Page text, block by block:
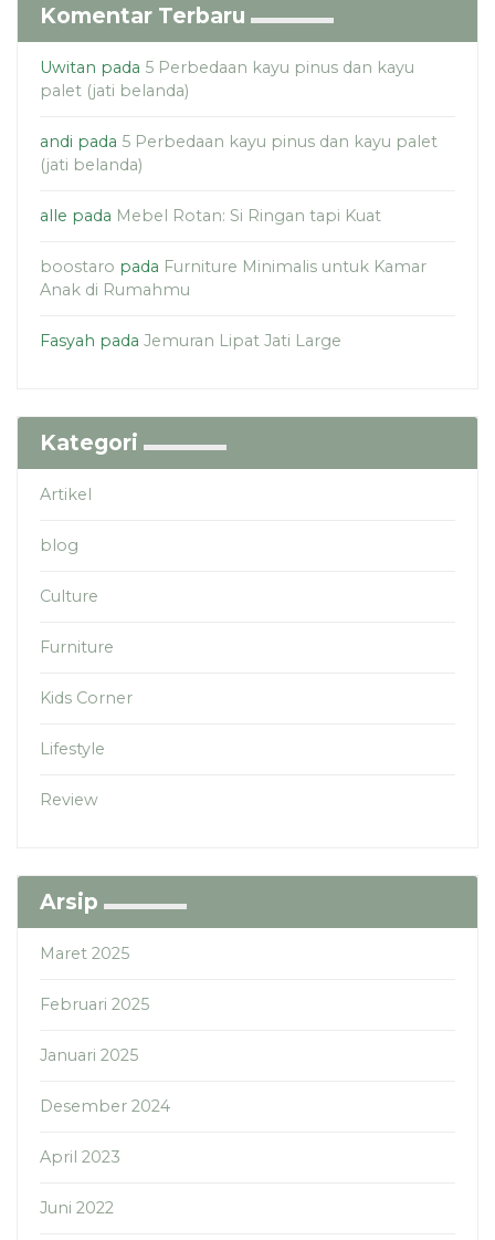
Komentar Terbaru
Uwitan pada 5 Perbedaan kayu pinus dan kayu
palet (jati belanda)
andi pada 5 Perbedaan kayu pinus dan kayu palet
(jati belanda)
alle pada Mebel Rotan: Si Ringan tapi Kuat
boostaro pada Furniture Minimalis untuk Kamar
Anak di Rumahmu
Fasyah pada Jemuran Lipat Jati Large
Kategori
Artikel
blog
Culture
Furniture
Kids Corner
Lifestyle
Review
Arsip
Maret 2025
Februari 2025
Januari 2025
Desember 2024
April 2023
Juni 2022